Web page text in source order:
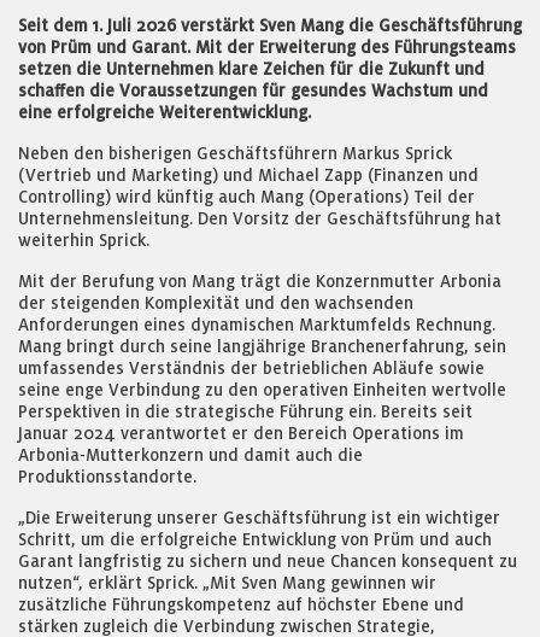
Seit dem 1. Juli 2026 verstärkt Sven Mang die Geschäftsführung
von Prüm und Garant. Mit der Erweiterung des Führungsteams
setzen die Unternehmen klare Zeichen für die Zukunft und
schaffen die Voraussetzungen für gesundes Wachstum und
eine erfolgreiche Weiterentwicklung.
Neben den bisherigen Geschäftsführern Markus Sprick
(Vertrieb und Marketing) und Michael Zapp (Finanzen und
Controlling) wird künftig auch Mang (Operations) Teil der
Unternehmensleitung. Den Vorsitz der Geschäftsführung hat
weiterhin Sprick.
Mit der Berufung von Mang trägt die Konzernmutter Arbonia
der steigenden Komplexität und den wachsenden
Anforderungen eines dynamischen Marktumfelds Rechnung.
Mang bringt durch seine langjährige Branchenerfahrung, sein
umfassendes Verständnis der betrieblichen Abläufe sowie
seine enge Verbindung zu den operativen Einheiten wertvolle
Perspektiven in die strategische Führung ein. Bereits seit
Januar 2024 verantwortet er den Bereich Operations im
Arbonia-Mutterkonzern und damit auch die
Produktionsstandorte.
„Die Erweiterung unserer Geschäftsführung ist ein wichtiger
Schritt, um die erfolgreiche Entwicklung von Prüm und auch
Garant langfristig zu sichern und neue Chancen konsequent zu
nutzen“, erklärt Sprick. „Mit Sven Mang gewinnen wir
zusätzliche Führungskompetenz auf höchster Ebene und
stärken zugleich die Verbindung zwischen Strategie,